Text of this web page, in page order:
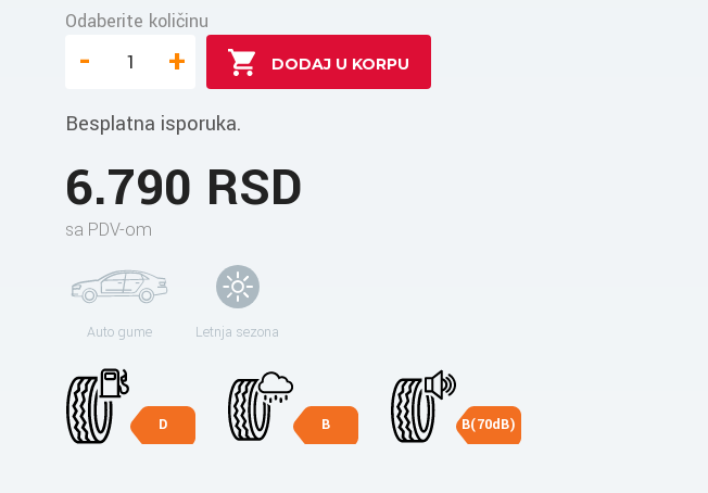
Odaberite količinu
- +
Besplatna isporuka.
6.790 RSD
sa PDV-om
Auto gume Letnja sezona
D B B(70dB)